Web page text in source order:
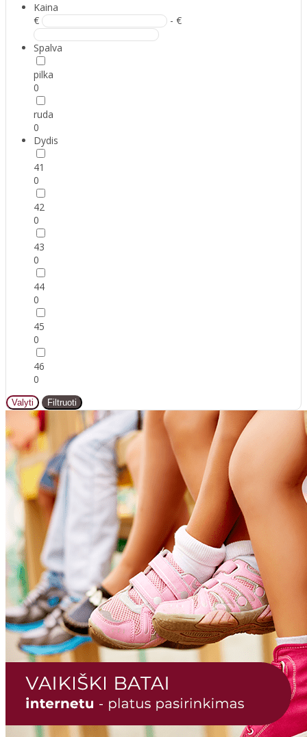
Kaina
€
- €
Spalva
pilka
0
ruda
0
Dydis
41
0
42
0
43
0
44
0
45
0
46
0
Valyti Filtruoti